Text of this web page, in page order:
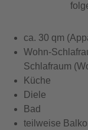
ca. 30 qm
Wohn-
Schlafraum
Küche
Diele
Bad
teilweise